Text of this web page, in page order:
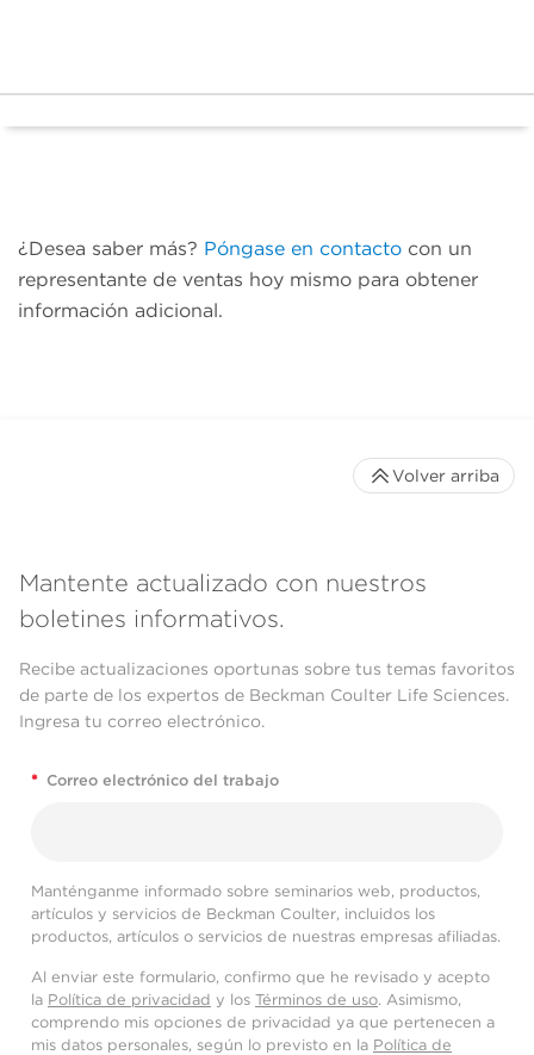
¿Desea saber más? Póngase en contacto con un
representante de ventas hoy mismo para obtener
información adicional.
Mantente actualizado con nuestros
boletines informativos.
Recibe actualizaciones oportunas sobre tus temas favoritos
de parte de los expertos de Beckman Coulter Life Sciences.
Ingresa tu correo electrónico.
* Correo electrónico del trabajo
Manténganme informado sobre seminarios web, productos,
artículos y servicios de Beckman Coulter, incluidos los
productos, artículos o servicios de nuestras empresas afiliadas.
Al enviar este formulario, confirmo que he revisado y acepto
la Política de privacidad y los Términos de uso. Asimismo,
comprendo mis opciones de privacidad ya que pertenecen a
mis datos personales, según lo previsto en la Política de
Volver arriba